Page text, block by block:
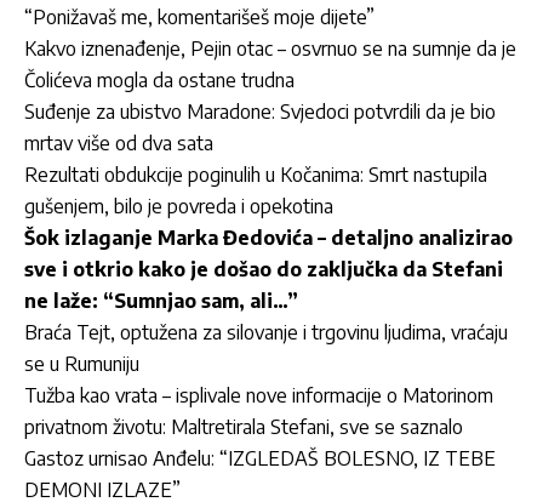
“Ponižavaš me, komentarišeš moje dijete”
Kakvo iznenađenje, Pejin otac – osvrnuo se na sumnje da je
Čolićeva mogla da ostane trudna
Suđenje za ubistvo Maradone: Svjedoci potvrdili da je bio
mrtav više od dva sata
Rezultati obdukcije poginulih u Kočanima: Smrt nastupila
gušenjem, bilo je povreda i opekotina
Šok izlaganje Marka Đedovića – detaljno analizirao
sve i otkrio kako je došao do zaključka da Stefani
ne laže: “Sumnjao sam, ali…”
Braća Tejt, optužena za silovanje i trgovinu ljudima, vraćaju
se u Rumuniju
Tužba kao vrata – isplivale nove informacije o Matorinom
privatnom životu: Maltretirala Stefani, sve se saznalo
Gastoz urnisao Anđelu: “IZGLEDAŠ BOLESNO, IZ TEBE
DEMONI IZLAZE”